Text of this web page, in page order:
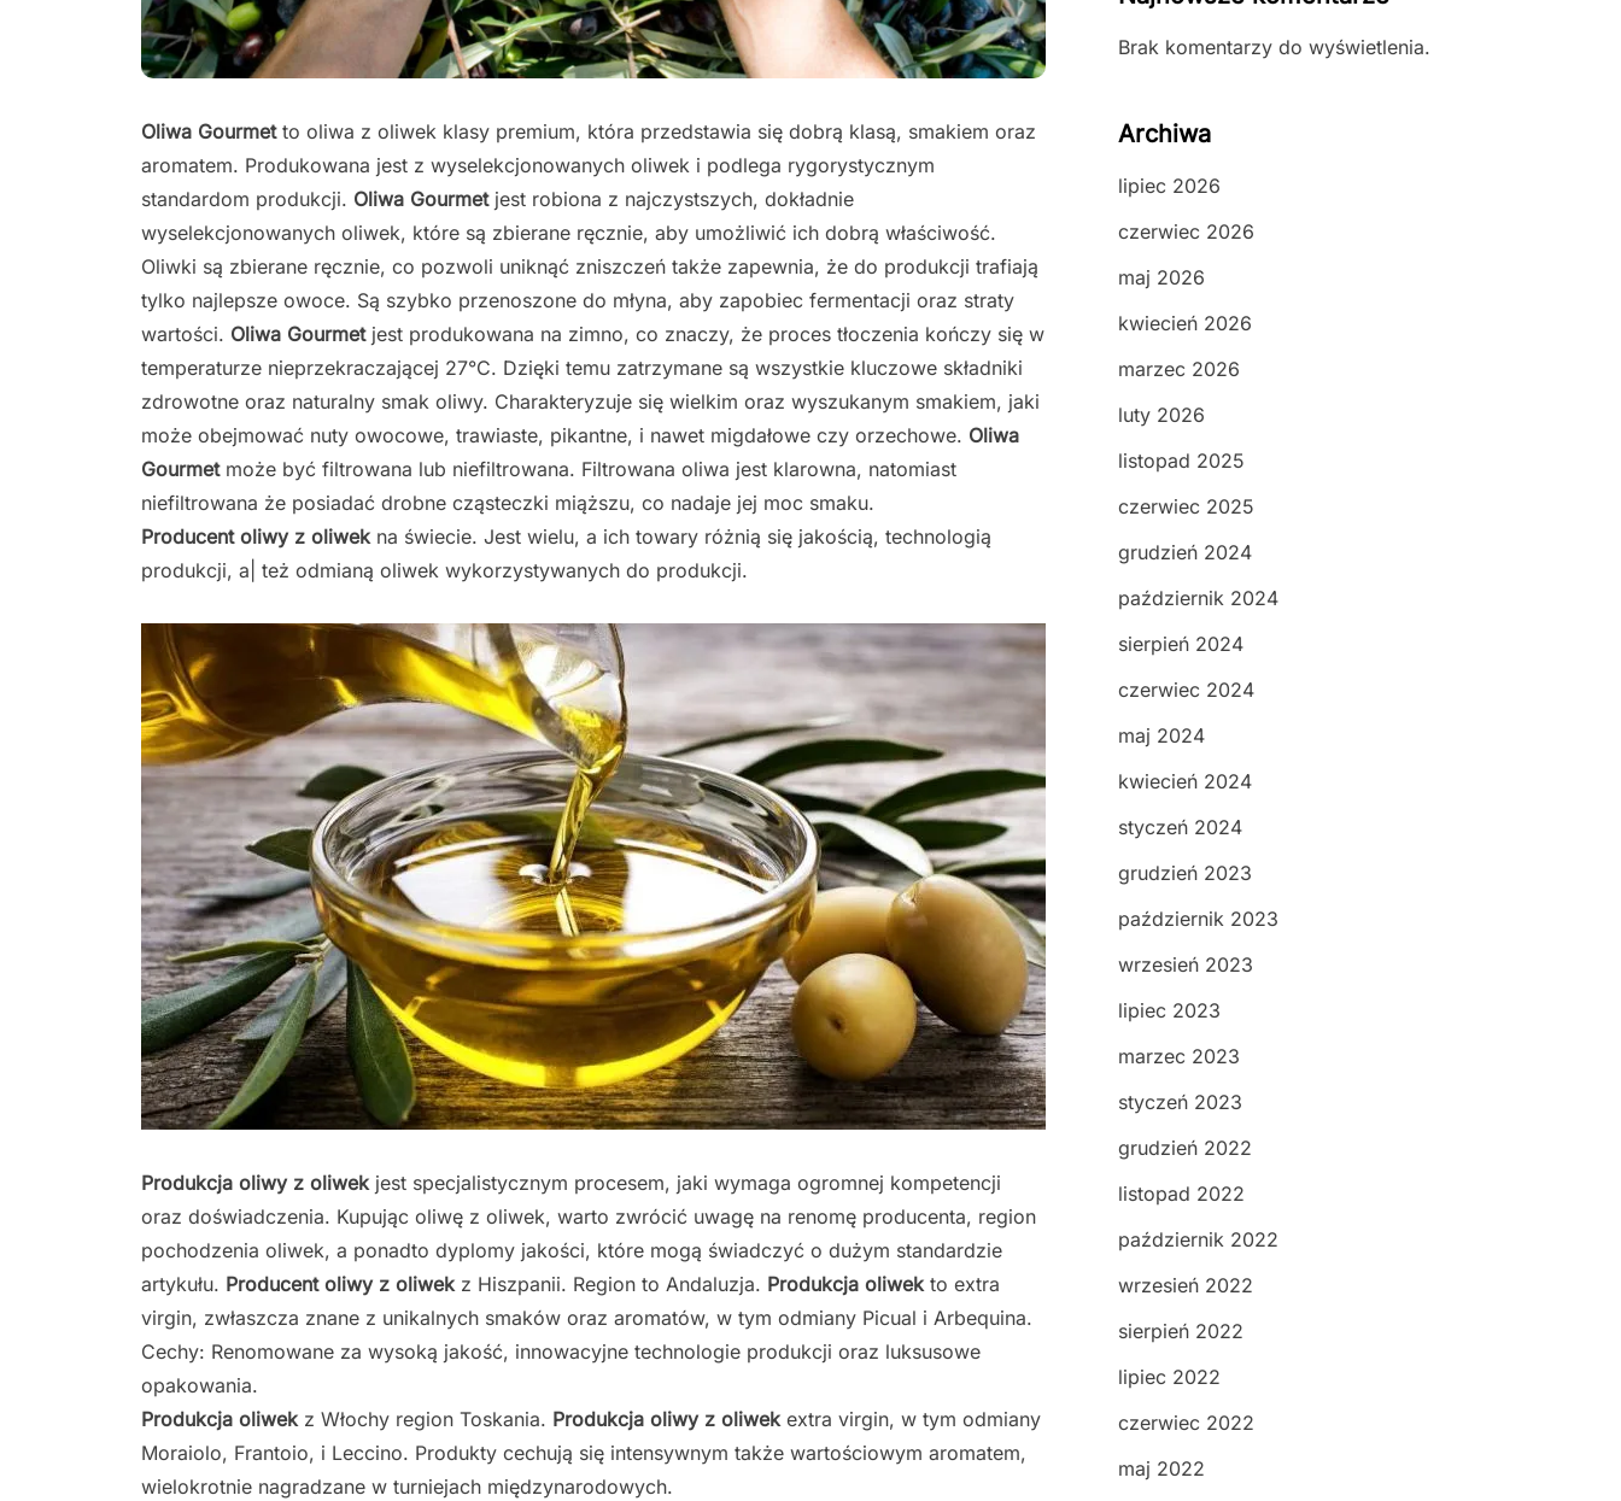
Oliwa Gourmetto oliwa z oliwek klasy premium, która przedstawia się dobrą klasą, smakiem oraz
aromatem. Produkowana jest z wyselekcjonowanych oliwek i podlega rygorystycznym
standardom produkcji. Oliwa Gourmetjest robiona z najczystszych, dokładnie
wyselekcjonowanych oliwek, które są zbierane ręcznie, aby umożliwić ich dobrą właściwość.
Oliwki są zbierane ręcznie, co pozwoli uniknąć zniszczeń także zapewnia, że do produkcji trafiają
tylko najlepsze owoce. Są szybko przenoszone do młyna, aby zapobiec fermentacji oraz straty
wartości. Oliwa Gourmetjest produkowana na zimno, co znaczy, że proces tłoczenia kończy się w
temperaturze nieprzekraczającej 27°C. Dzięki temu zatrzymane są wszystkie kluczowe składniki
zdrowotne oraz naturalny smak oliwy. Charakteryzuje się wielkim oraz wyszukanym smakiem, jaki
może obejmować nuty owocowe, trawiaste, pikantne, i nawet migdałowe czy orzechowe. Oliwa
Gourmetmoże być filtrowana lub niefiltrowana. Filtrowana oliwa jest klarowna, natomiast
niefiltrowana że posiadać drobne cząsteczki miąższu, co nadaje jej moc smaku.
Producent oliwy z oliwekna świecie. Jest wielu, a ich towary różnią się jakością, technologią
produkcji, a| też odmianą oliwek wykorzystywanych do produkcji.
Produkcja oliwy z oliwekjest specjalistycznym procesem, jaki wymaga ogromnej kompetencji
oraz doświadczenia. Kupując oliwę z oliwek, warto zwrócić uwagę na renomę producenta, region
pochodzenia oliwek, a ponadto dyplomy jakości, które mogą świadczyć o dużym standardzie
artykułu. Producent oliwy z oliwekz Hiszpanii. Region to Andaluzja. Produkcja oliwekto extra
virgin, zwłaszcza znane z unikalnych smaków oraz aromatów, w tym odmiany Picual i Arbequina.
Cechy: Renomowane za wysoką jakość, innowacyjne technologie produkcji oraz luksusowe
opakowania.
Produkcja oliwekz Włochy region Toskania. Produkcja oliwy z oliwekextra virgin, w tym odmiany
Moraiolo, Frantoio, i Leccino. Produkty cechują się intensywnym także wartościowym aromatem,
wielokrotnie nagradzane w turniejach międzynarodowych.
Brak komentarzy do wyświetlenia.
Archiwa
lipiec 2026
czerwiec 2026
maj 2026
kwiecień 2026
marzec 2026
luty 2026
listopad 2025
czerwiec 2025
grudzień 2024
październik 2024
sierpień 2024
czerwiec 2024
maj 2024
kwiecień 2024
styczeń 2024
grudzień 2023
październik 2023
wrzesień 2023
lipiec 2023
marzec 2023
styczeń 2023
grudzień 2022
listopad 2022
październik 2022
wrzesień 2022
sierpień 2022
lipiec 2022
czerwiec 2022
maj 2022